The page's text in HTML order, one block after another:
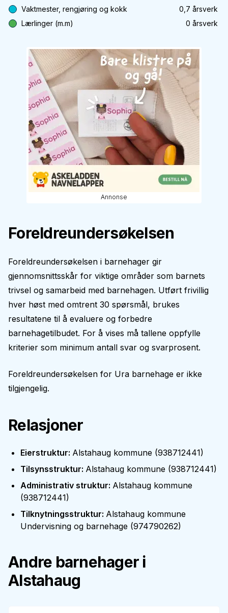
Vaktmester, rengjøring og kokk
0,7 årsverk
Lærlinger (m.m)
0 årsverk
Annonse
Foreldreundersøkelsen
Foreldreundersøkelsen i barnehager gir
gjennomsnittsskår for viktige områder som barnets
trivsel og samarbeid med barnehagen. Utført frivillig
hver høst med omtrent 30 spørsmål, brukes
resultatene til å evaluere og forbedre
barnehagetilbudet. For å vises må tallene oppfylle
kriterier som minimum antall svar og svarprosent.
Foreldreundersøkelsen for Ura barnehage er ikke
tilgjengelig.
Relasjoner
Eierstruktur: Alstahaug kommune (938712441)
Tilsynsstruktur: Alstahaug kommune (938712441)
Administrativ struktur: Alstahaug kommune
(938712441)
Tilknytningsstruktur: Alstahaug kommune
Undervisning og barnehage (974790262)
Andre barnehager i
Alstahaug